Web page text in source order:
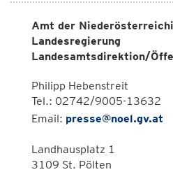
Amt der
Landesregierung
Landesamtsdirektion/
Philipp Hebenstreit
Tel.: 02742/9005-13632
Email: presse@noel.gv.at
Landhausplatz 1
3109 St. Pölten